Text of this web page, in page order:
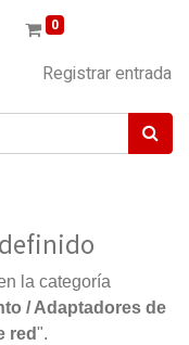
0
Registrar entrada
la categoría
/ Adaptadores de
red".